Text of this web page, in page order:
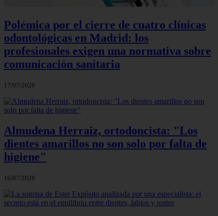
Polémica por el cierre de cuatro clínicas
odontológicas en Madrid: los
profesionales exigen una normativa sobre
comunicación sanitaria
17/07/2026
Almudena Herraiz, ortodoncista: "Los
dientes amarillos no son solo por falta de
higiene"
16/07/2026